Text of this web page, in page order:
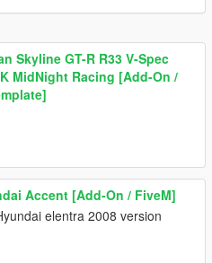
Skyline GT-R R33 V-Spec
MidNight Racing [Add-On /
Accent [Add-On / FiveM]
elentra 2008 version